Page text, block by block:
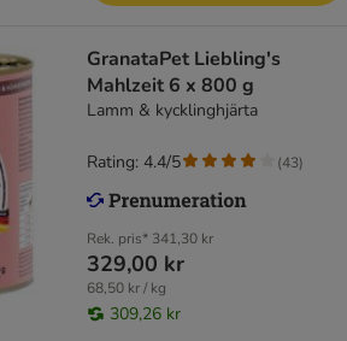
GranataPet Liebling's
Mahlzeit 6 x 800 g
Lamm & kycklinghjärta
Rek. pris* 341,30 kr
329,00 kr
68,50 kr / kg
309,26 kr
Rating: 4.4/5 (43)